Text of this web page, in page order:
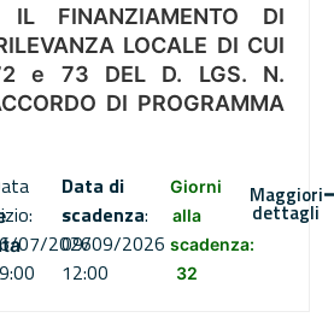
IL FINANZIAMENTO DI
LOCALE DI CUI
e 73 DEL D. LGS. N.
DI PROGRAMMA
07/2026
Data di
scadenza:
09/09/2026
12:00
Giorni
alla
scadenza:
32
Maggiori
dettagli